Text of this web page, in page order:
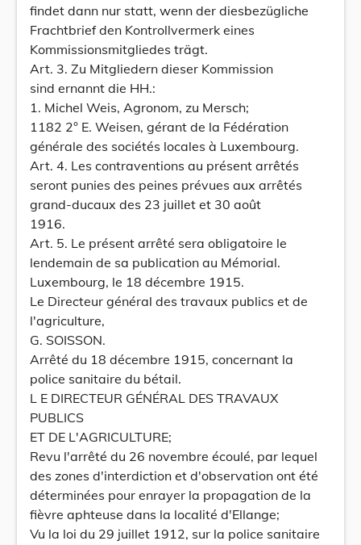
findet dann nur statt, wenn der diesbezügliche
Frachtbrief den Kontrollvermerk eines
Kommissionsmitgliedes trägt.
Art. 3. Zu Mitgliedern dieser Kommission
sind ernannt die HH.:
1. Michel Weis, Agronom, zu Mersch;
1182 2° E. Weisen, gérant de la Fédération
générale des sociétés locales à Luxembourg.
Art. 4. Les contraventions au présent arrêtés
seront punies des peines prévues aux arrêtés
grand-ducaux des 23 juillet et 30 août
1916.
Art. 5. Le présent arrêté sera obligatoire le
lendemain de sa publication au Mémorial.
Luxembourg, le 18 décembre 1915.
Le Directeur général des travaux publics et de
l'agriculture,
G. SOISSON.
Arrêté du 18 décembre 1915, concernant la
police sanitaire du bétail.
L E DIRECTEUR GÉNÉRAL DES TRAVAUX
PUBLICS
ET DE L'AGRICULTURE;
Revu l'arrêté du 26 novembre écoulé, par lequel
des zones d'interdiction et d'observation ont été
déterminées pour enrayer la propagation de la
fièvre aphteuse dans la localité d'Ellange;
Vu la loi du 29 juillet 1912, sur la police sanitaire